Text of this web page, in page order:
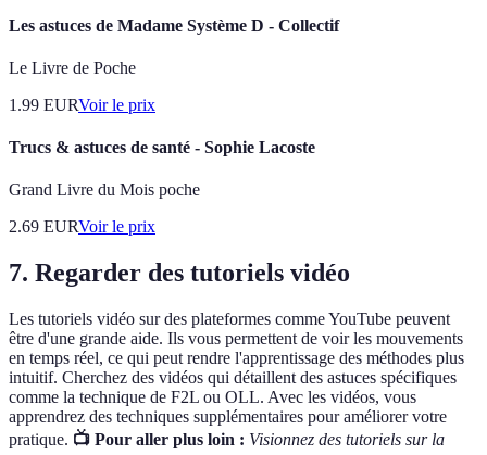
Les astuces de Madame Système D - Collectif
Le Livre de Poche
1.99 EURVoir le prix
Trucs & astuces de santé - Sophie Lacoste
Grand Livre du Mois poche
2.69 EURVoir le prix
7. Regarder des tutoriels vidéo
Les tutoriels vidéo sur des plateformes comme YouTube peuvent
être d'une grande aide. Ils vous permettent de voir les mouvements
en temps réel, ce qui peut rendre l'apprentissage des méthodes plus
intuitif. Cherchez des vidéos qui détaillent des astuces spécifiques
comme la technique de F2L ou OLL. Avec les vidéos, vous
apprendrez des techniques supplémentaires pour améliorer votre
pratique. 📺 Pour aller plus loin : Visionnez des tutoriels sur la